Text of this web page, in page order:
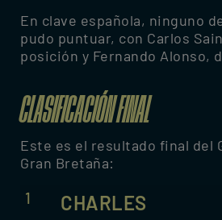
En clave española, ninguno
pudo puntuar, con Carlos
posición y Fernando Alonso,
CLASIFICACIÓN FINAL
Este es el resultado final del
Gran Bretaña:
1
CHARLES